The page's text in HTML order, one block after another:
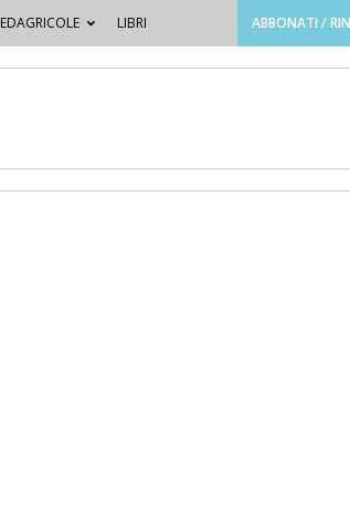
EDAGRICOLE LIBRI ABBONATI /